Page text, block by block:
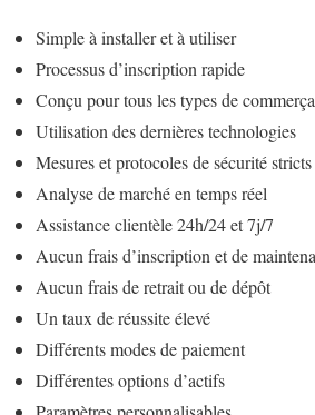
Simple à installer et à utiliser
Processus d’inscription rapide
Conçu pour tous les types de
Utilisation des dernières technologies
Mesures et protocoles de sécurité stricts
Analyse de marché en temps réel
Assistance clientèle 24h/24 et 7j/7
Aucun frais d’inscription et de
Aucun frais de retrait ou de dépôt
Un taux de réussite élevé
Différents modes de paiement
Différentes options d’actifs